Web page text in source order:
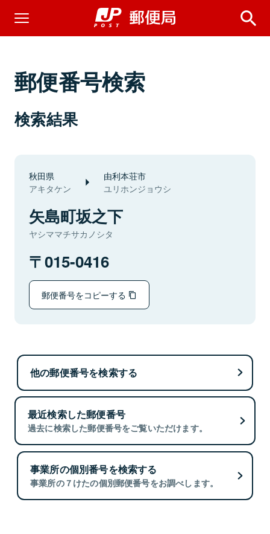
郵便番号検索
検索結果
秋田県
アキタケン
由利本荘市
ユリホンジョウシ
矢島町坂之下
ヤシママチサカノシタ
015-0416
郵便番号をコピーする
他の郵便番号を検索する
最近検索した郵便番号
過去に検索した郵便番号をご覧いただけます。
事業所の個別番号を検索する
事業所の７けたの個別郵便番号をお調べします。